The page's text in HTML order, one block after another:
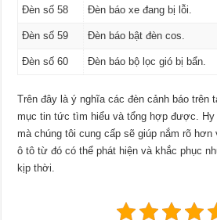
Đèn số 58 Đèn báo xe đang bị lỗi.
Đèn số 59 Đèn báo bật đèn cos.
Đèn số 60 Đèn báo bộ lọc gió bị bẩn.
Trên đây là ý nghĩa các đèn cảnh báo trên
mục tin tức tìm hiểu và tổng hợp được.
mà chúng tôi cung cấp sẽ giúp nắm rõ
ô tô từ đó có thể phát hiện và khắc phục
kịp thời.